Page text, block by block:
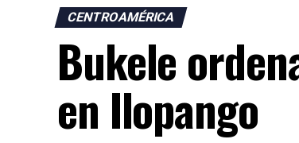
CENTROAMÉRICA
Bukele
en Ilopango